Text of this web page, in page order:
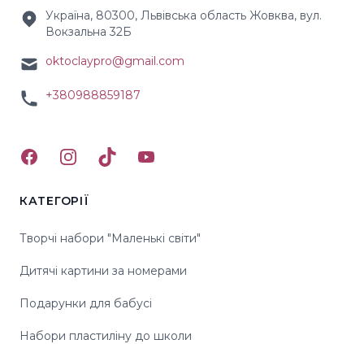
Україна, 80300, Львівська область Жовква, вул.
Вокзальна 32Б
oktoclaypro@gmail.com
+380988859187
FacebookInstagramTikTokYouTube
КАТЕГОРІЇ
Творчі набори "Маленькі світи"
Дитячі картини за номерами
Подарунки для бабусі
Набори пластиліну до школи